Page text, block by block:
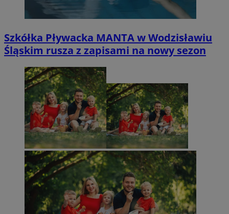
Szkółka Pływacka MANTA w Wodzisławiu
Śląskim rusza z zapisami na nowy sezon